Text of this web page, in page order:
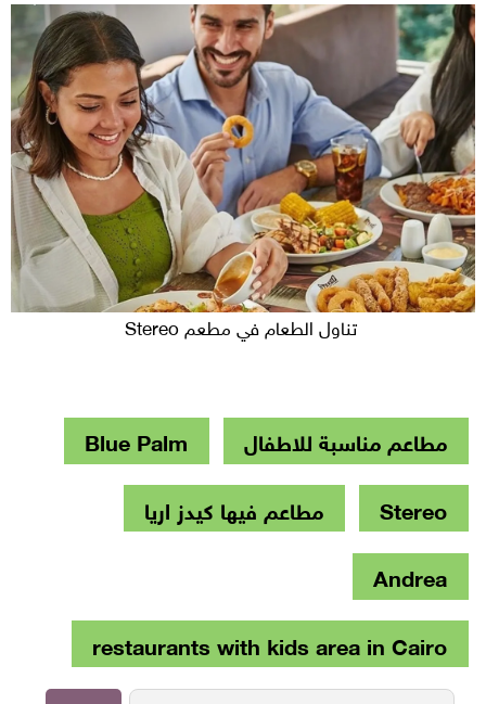
تناول الطعام في مطعم Stereo
مطاعم مناسبة للاطفال
Blue Palm
Stereo
مطاعم فيها كيدز اريا
Andrea
restaurants with kids area in Cairo